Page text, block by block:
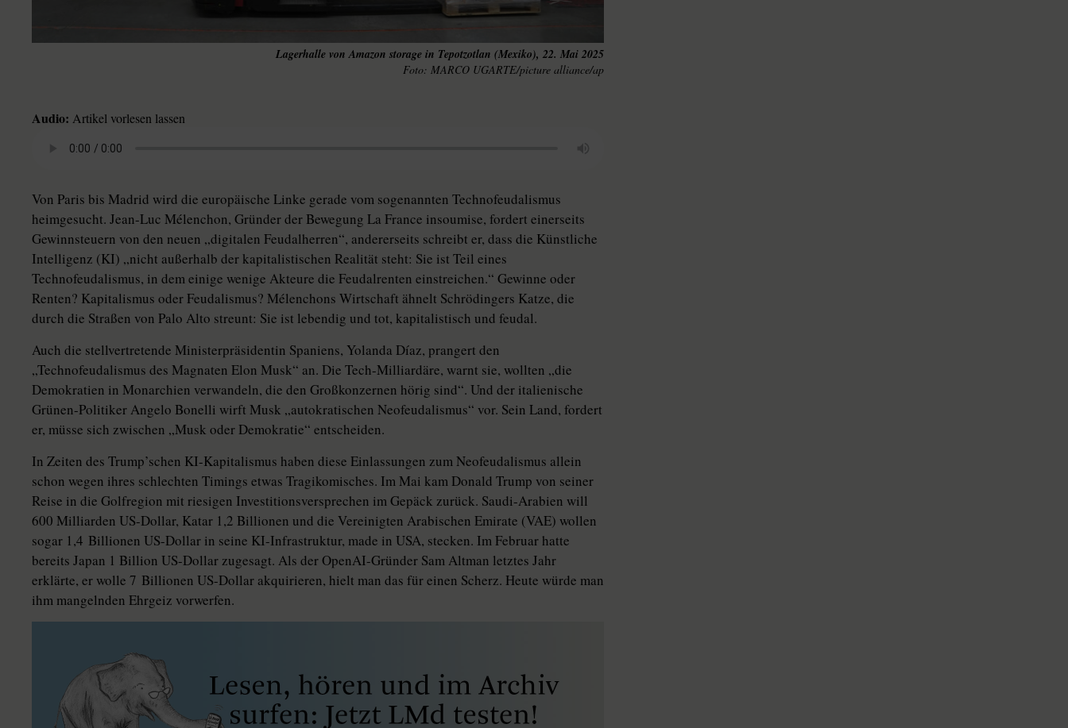
Lagerhalle von Amazon storage in Tepotzotlan (Mexiko), 22. Mai 2025
MARCO UGARTE/picture alliance/ap
Audio: Artikel vorlesen lassen
Von Paris bis Madrid wird die europäische Linke gerade vom sogenannten Technofeudalismus
heimgesucht. Jean-Luc Mélenchon, Gründer der Bewegung La France insoumise, fordert einerseits
Gewinnsteuern von den neuen „digitalen Feudalherren“, andererseits schreibt er, dass die Künstliche
Intelligenz (KI) „nicht außerhalb der kapitalistischen Realität steht: Sie ist Teil eines
Technofeudalismus, in dem einige wenige Akteure die Feudalrenten einstreichen.“ Gewinne oder
Renten? Kapitalismus oder Feudalismus? Mélenchons Wirtschaft ähnelt Schrödingers Katze, die
durch die Straßen von Palo Alto streunt: Sie ist lebendig und tot, kapitalistisch und feudal.
Auch die stellvertretende Ministerpräsidentin Spaniens, Yolanda Díaz, prangert den
„Technofeudalismus des Magnaten Elon Musk“ an. Die Tech-Milliardäre, warnt sie, wollten „die
Demokratien in Monarchien verwandeln, die den Großkonzernen hörig sind“. Und der italienische
Grünen-Politiker Angelo Bonelli wirft Musk „autokratischen Neofeudalismus“ vor. Sein Land, fordert
er, müsse sich zwischen „Musk oder Demokratie“ entscheiden.
In Zeiten des Trump’schen KI-Kapitalismus haben diese Einlassungen zum Neofeudalismus allein
schon wegen ihres schlechten Timings etwas Tragikomisches. Im Mai kam Donald Trump von seiner
Reise in die Golfregion mit riesigen Investitionsversprechen im Gepäck zurück. Saudi-Arabien will
600 Milliarden US-Dollar, Katar 1,2 Billionen und die Vereinigten Arabischen Emirate (VAE) wollen
sogar 1,4 Billionen US-Dollar in seine KI-­Infra­struk­tur, made in USA, stecken. Im Februar hatte
bereits Japan 1 Billion US-Dollar zugesagt. Als der Open­AI-­Gründer Sam Altman letztes Jahr
erklärte, er wolle 7 Billionen US-Dollar akquirieren, hielt man das für einen Scherz. Heute würde man
ihm mangelnden Ehrgeiz vorwerfen.